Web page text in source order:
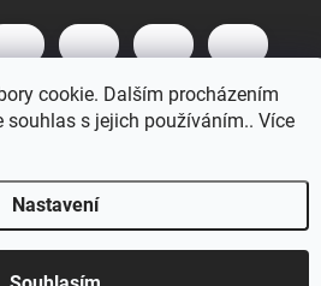
cookie. Dalším procházením
s jejich používáním.. Více
Nastavení
16:00 hod
s.r.o.. Všechna práva vyhrazena.Upravit
nastavení cookies